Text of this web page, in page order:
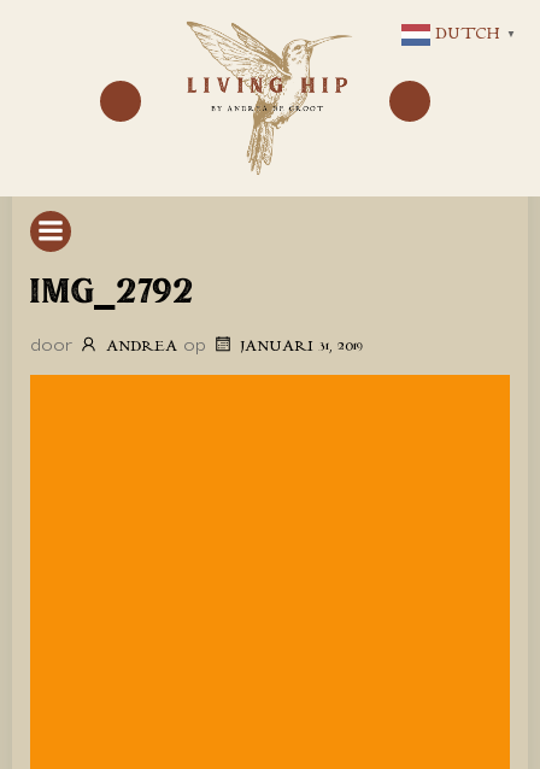
NAAR
DE
INHOUD
IMG_2792
door ANDREA op JANUARI 31, 2019
DUTCH ▼